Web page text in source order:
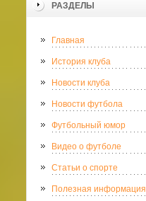
РАЗДЕЛЫ
Главная
История клуба
Новости клуба
Новости футбола
Футбольный юмор
Видео о футболе
Статьи о спорте
Полезная информация